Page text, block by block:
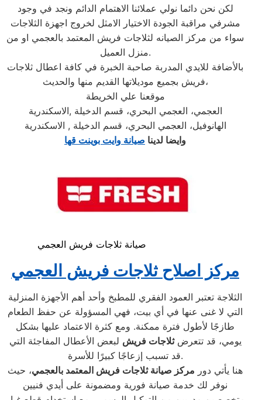
لكن نحن دائما نولي عملائنا الاهتمام الدائم ونجد في وجود
مشرفي مراقبة الجودة الاختيار الامثل لخروج اجهزة الثلاجات
سواء من مركز الصيانه لثلاجات فريش المعتمد بالعجمي او من
منزل العميل.
بالأضافة للايدي المدربة صاحبة الخبرة في كافة اعطال ثلاجات
فريش بجميع موديلاتها القديم منها والحديث،
موقعنا علي الخريطة
العجمي، العجمي البحري، قسم الدخيلة ,الاسكندرية
الهانوفيل، العجمي البحري، قسم الدخيلة , الاسكندرية
وايضا لدينا صيانة وايت بوينت قها
صيانة ثلاجات فريش العجمي
مركز اصلاح ثلاجات فريش العجمي
الثلاجة تعتبر العمود الفقري للمطبخ وأحد أهم الأجهزة المنزلية
التي لا غنى عنها في أي بيت، فهي المسؤولة عن حفظ الطعام
طازجًا لأطول فترة ممكنة. ومع كثرة الاعتماد عليها بشكل
يومي، قد تتعرضثلاجات فريش لبعض الأعطال المفاجئة التي
قد تسبب إزعاجًا كبيرًا للأسرة.
هنا يأتي دور مركز صيانة ثلاجات فريش المعتمد بالعجمي، حيث
نوفر لك خدمة صيانة فورية ومضمونة على أيدي فنيين